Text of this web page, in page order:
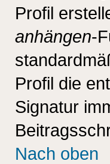
Profil
anhängen-
Profil die
Signatur
Nach oben